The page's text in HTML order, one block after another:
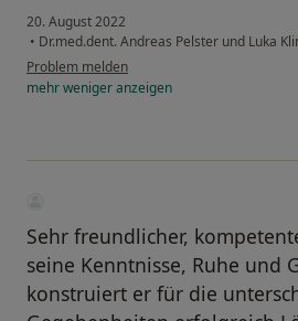
20. August 2022
• Dr.med.dent. Andreas Pelster und Luka
Problem melden
mehrwenigeranzeigen
Sehr freundlicher,
seine Kenntnisse, Ruhe und
konstruiert er für die